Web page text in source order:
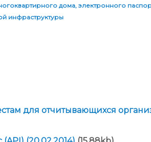
дома, электронного
инфраструктуры
для отчитывающихся